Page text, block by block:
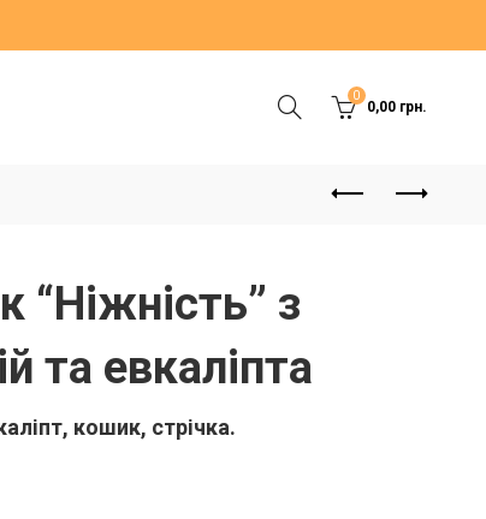
0
0,00грн.
“Ніжність” з
та евкаліпта
кошик, стрічка.